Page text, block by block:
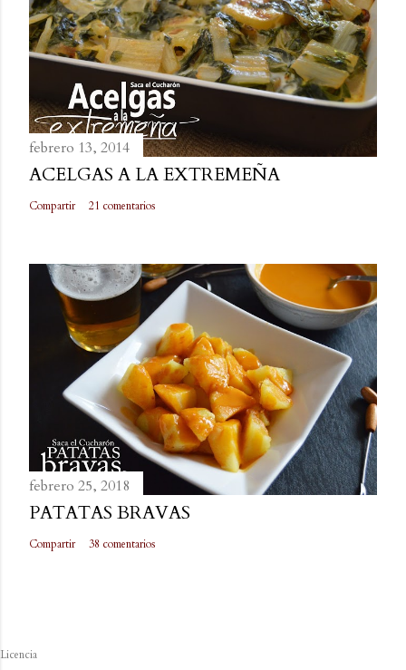
febrero 13, 2014
ACELGAS A LA EXTREMEÑA
Compartir 21 comentarios
febrero 25, 2018
PATATAS BRAVAS
Compartir 38 comentarios
Licencia